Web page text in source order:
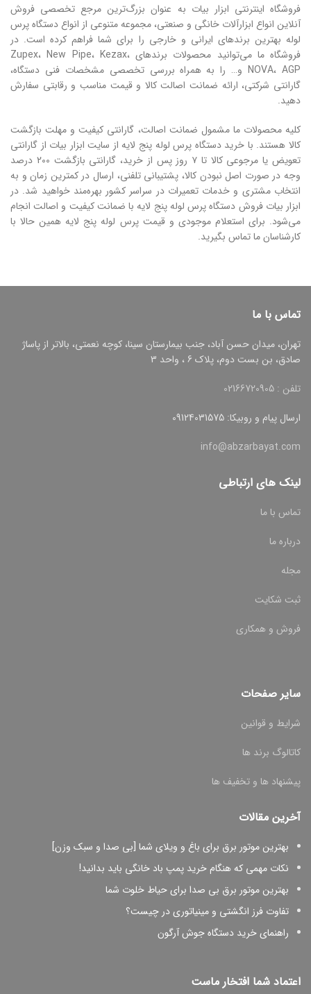
فروشگاه اینترنتی ابزار بیات به ‌عنوان بزرگ‌ترین مرجع تخصصی فروش
آنلاین انواع ابزارآلات خانگی و صنعتی، مجموعه متنوعی از انواع دستگاه پرس
لوله بهترین برندهای ایرانی و خارجی را برای شما فراهم کرده است. در
فروشگاه ما می‌توانید محصولات برندهای Zupex، New Pipe، Kezax،
NOVA، AGP و… را به‌ همراه بررسی تخصصی مشخصات فنی دستگاه،
گارانتی شرکتی، ارائه ضمانت اصالت کالا و قیمت مناسب و رقابتی سفارش
دهید.
کلیه محصولات ما مشمول ضمانت اصالت، گارانتی کیفیت و مهلت بازگشت
کالا هستند. با خرید دستگاه پرس لوله پنج لایه از سایت ابزار بیات از گارانتی
تعویض یا مرجوعی کالا تا ۷ روز پس از خرید، گارانتی بازگشت 200 درصد
وجه در صورت اصل نبودن کالا، پشتیبانی تلفنی، ارسال در کمترین زمان و به
انتخاب مشتری و خدمات تعمیرات در سراسر کشور بهره‌مند خواهید شد. در
ابزار بیات فروش دستگاه پرس لوله پنج لایه با ضمانت کیفیت و اصالت انجام
‌می‌شود. برای استعلام موجودی و قیمت پرس لوله پنج لایه همین حالا با
کارشناسان ما تماس بگیرید.
تماس با ما
تهران، میدان حسن آباد، جنب بیمارستان سینا، کوچه نعمتی، بالاتر از پاساژ
صادق، بن بست دوم، پلاک 6 ، واحد 3
تلفن : 02166720905
ارسال پیام و روبیکا: 09124031575
info@abzarbayat.com
لینک های ارتباطی
تماس با ما
درباره ما
مجله
ثبت شکایت
فروش و همکاری
سایر صفحات
شرایط و قوانین
کاتالوگ برند ها
پیشنهاد ها و تخفیف ها
آخرین مقالات
بهترین موتور برق برای باغ و ویلای شما [بی صدا و سبک وزن]
نکات مهمی که هنگام خرید پمپ باد خانگی باید بدانید!
بهترین موتور برق بی صدا برای حیاط خلوت شما
تفاوت فرز انگشتی و مینیاتوری در چیست؟
راهنمای خرید دستگاه جوش آرگون
اعتماد شما افتخار ماست